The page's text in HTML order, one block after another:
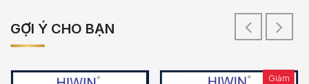
GỢI Ý CHO BẠN
Giảm